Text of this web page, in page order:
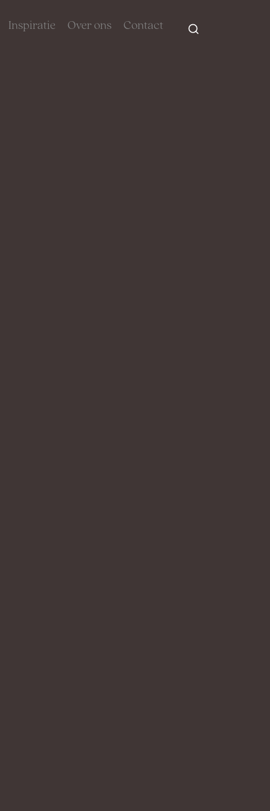
Inspiratie Over ons Contact